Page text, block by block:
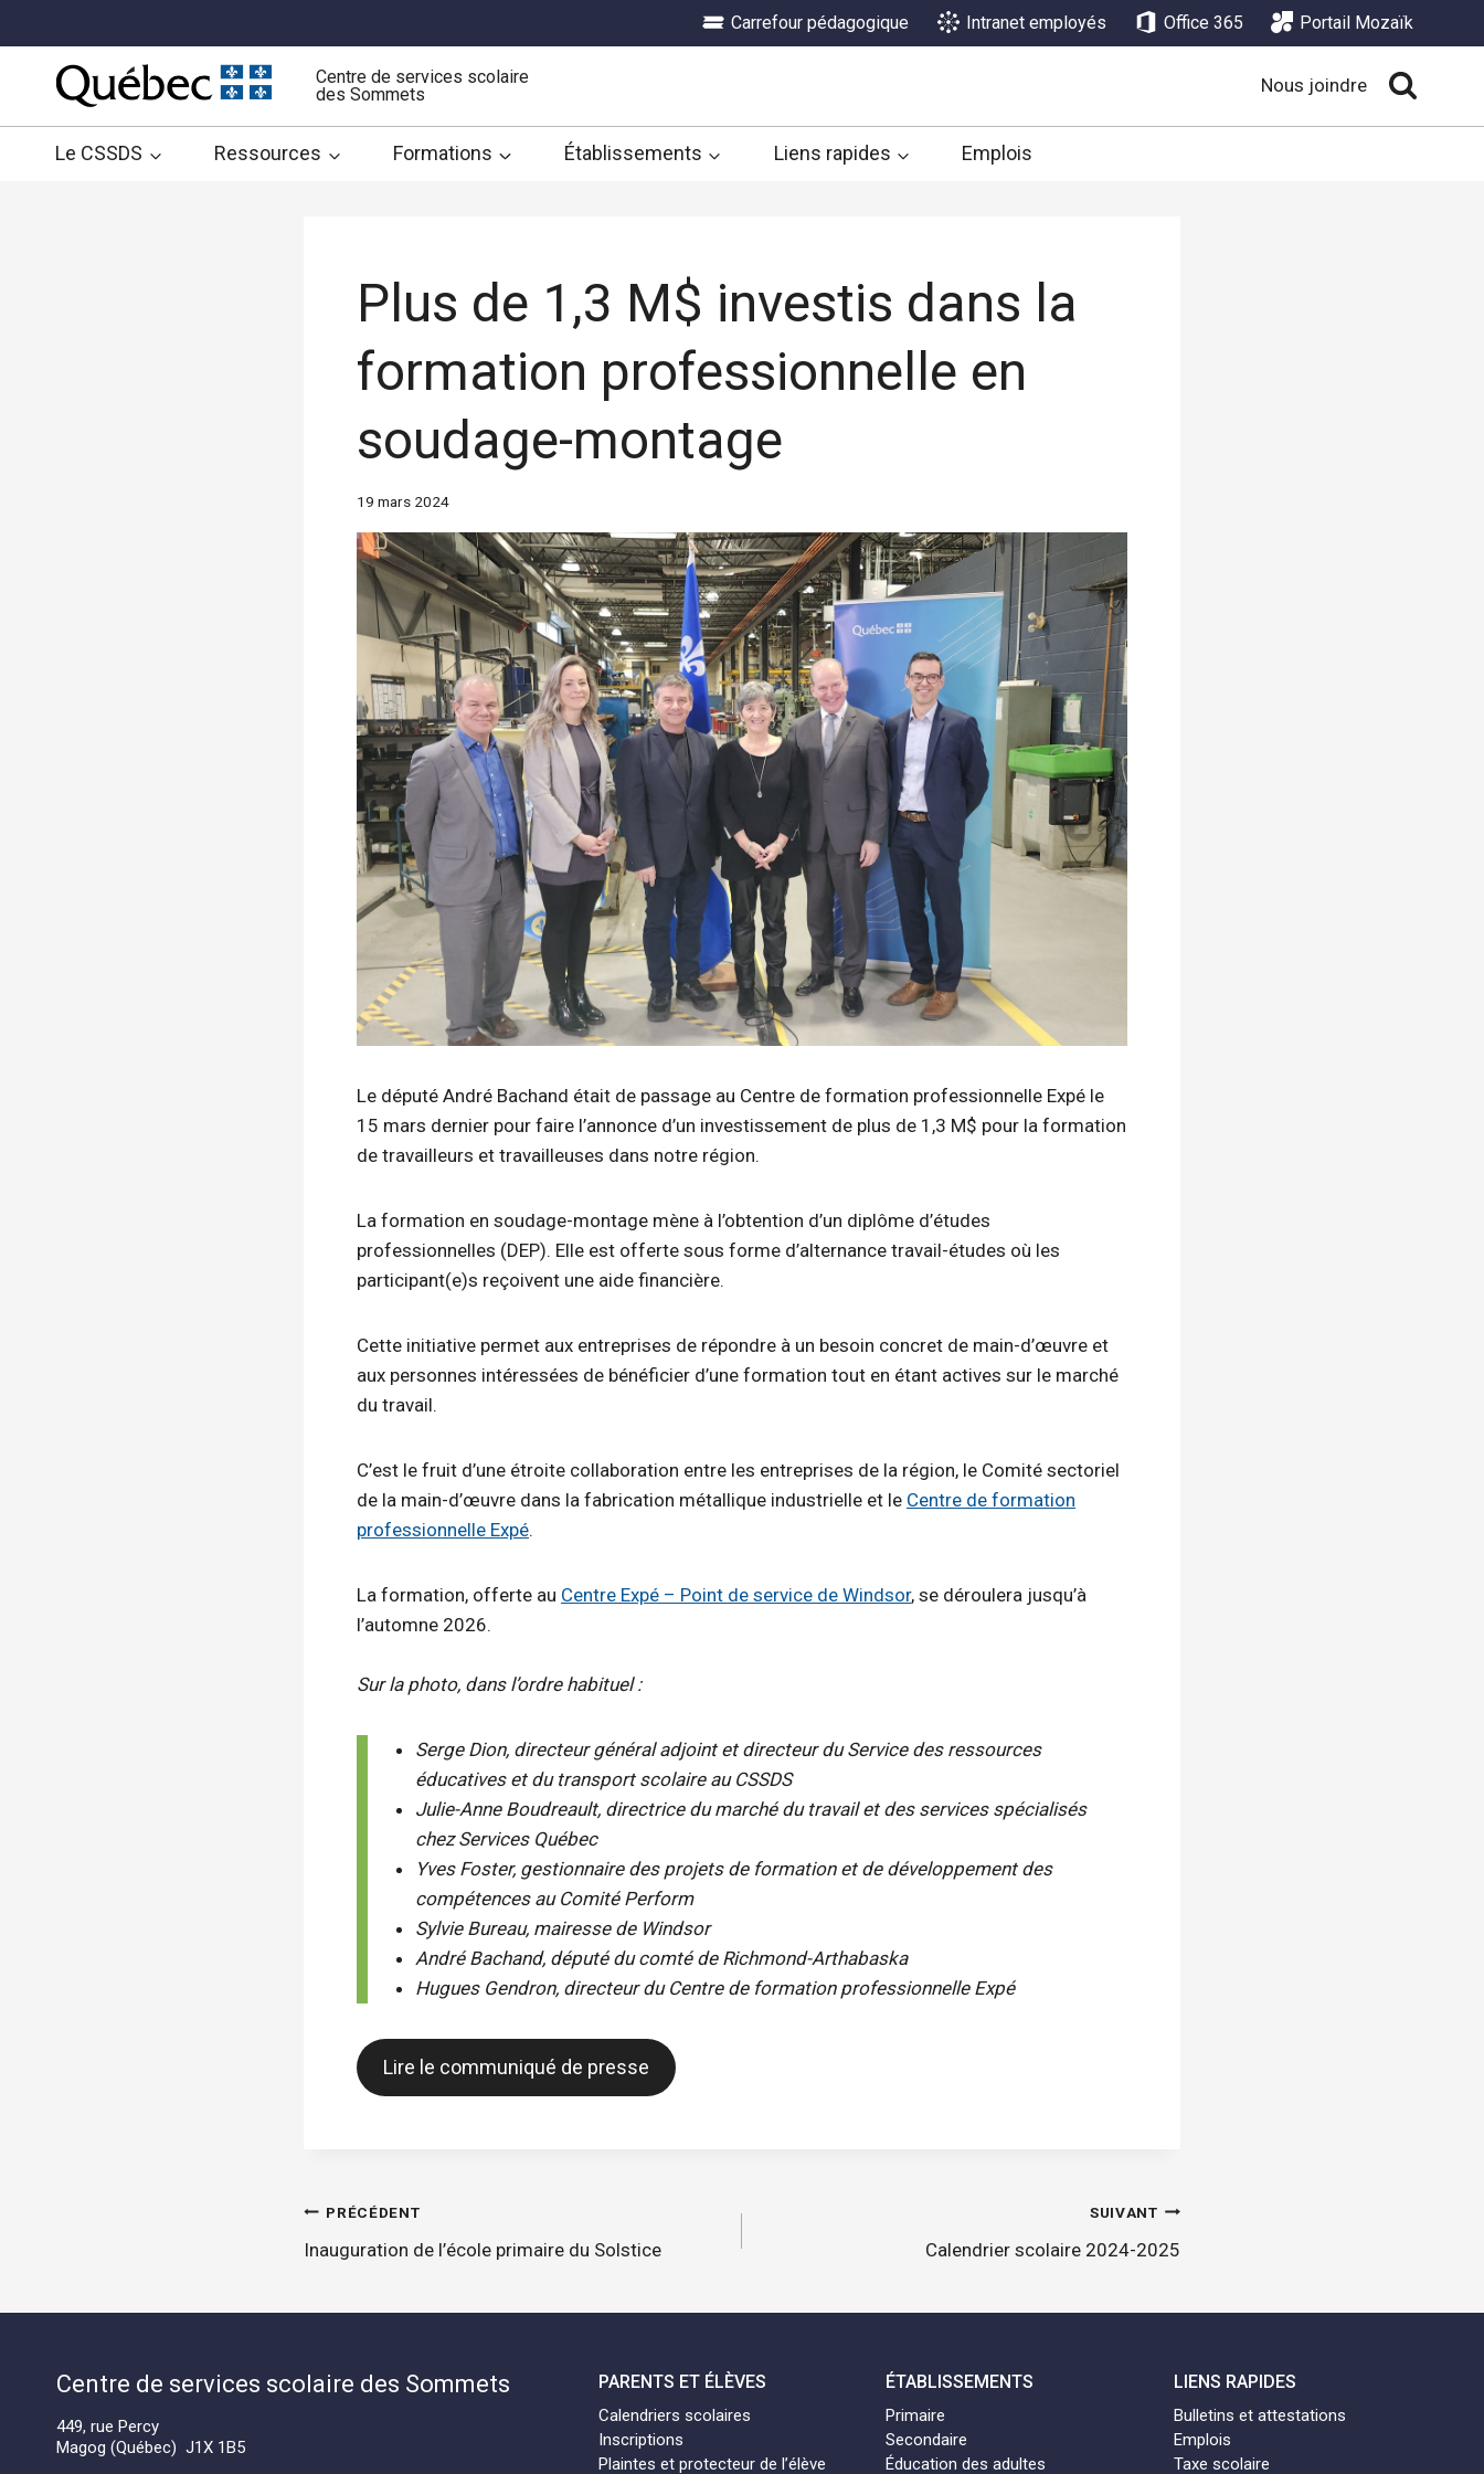
au
contenu
Carrefour pédagogique Intranet employés Office 365 Portail Mozaïk
Centre de services scolaire
des Sommets
Nous joindre
Le CSSDS Ressources Formations Établissements Liens rapides Emplois
Plus de 1,3 M$ investis dans la
formation professionnelle en
soudage-montage
19 mars 2024
Le député André Bachand était de passage au Centre de formation professionnelle Expé le
15 mars dernier pour faire l’annonce d’un investissement de plus de 1,3 M$ pour la formation
de travailleurs et travailleuses dans notre région.
La formation en soudage-montage mène à l’obtention d’un diplôme d’études
professionnelles (DEP). Elle est offerte sous forme d’alternance travail-études où les
participant(e)s reçoivent une aide financière.
Cette initiative permet aux entreprises de répondre à un besoin concret de main-d’œuvre et
aux personnes intéressées de bénéficier d’une formation tout en étant actives sur le marché
du travail.
C’est le fruit d’une étroite collaboration entre les entreprises de la région, le Comité sectoriel
de la main-d’œuvre dans la fabrication métallique industrielle et le Centre de formation
professionnelle Expé.
La formation, offerte au Centre Expé – Point de service de Windsor, se déroulera jusqu’à
l’automne 2026.
Sur la photo, dans l’ordre habituel :
Serge Dion, directeur général adjoint et directeur du Service des ressources
éducatives et du transport scolaire au CSSDS
Julie-Anne Boudreault, directrice du marché du travail et des services spécialisés
chez Services Québec
Yves Foster, gestionnaire des projets de formation et de développement des
compétences au Comité Perform
Sylvie Bureau, mairesse de Windsor
André Bachand, député du comté de Richmond-Arthabaska
Hugues Gendron, directeur du Centre de formation professionnelle Expé
Lire le communiqué de presse
Navigation
de
PRÉCÉDENT
Inauguration de l’école primaire du Solstice
SUIVANT
Calendrier scolaire 2024-2025
Centre de services scolaire des Sommets
449, rue Percy
Magog (Québec) J1X 1B5
PARENTS ET ÉLÈVES
Calendriers scolaires
Inscriptions
Plaintes et protecteur de l’élève
ÉTABLISSEMENTS
Primaire
Secondaire
Éducation des adultes
LIENS RAPIDES
Bulletins et attestations
Emplois
Taxe scolaire